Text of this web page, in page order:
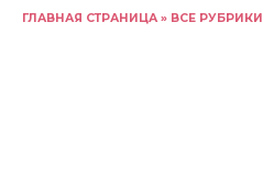
ГЛАВНАЯ СТРАНИЦА » ВСЕ РУБРИКИ